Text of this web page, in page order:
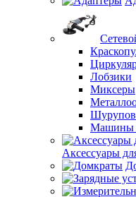
Лобзики
Миксеры
Машины
Аксессуары